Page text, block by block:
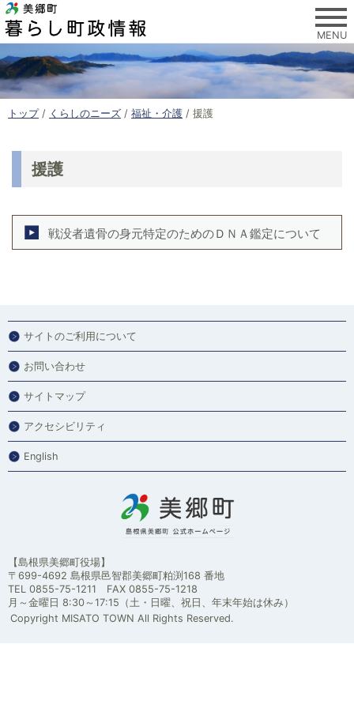
このページの本文へ
MENU
現
位
トップ/ くらしのニーズ / 福祉・介護 / 援護
援護
戦没者遺骨の身元特定のためのＤＮＡ鑑定について
サイトのご利用について
お問い合わせ
サイトマップ
アクセシビリティ
English
【島根県美郷町役場】
〒699-4692 島根県邑智郡美郷町粕渕168 番地
TEL 0855-75-1211 FAX 0855-75-1218
月～金曜日 8:30～17:15（土・日曜、祝日、年末年始は休み）
Copyright MISATO TOWN All Rights Reserved.